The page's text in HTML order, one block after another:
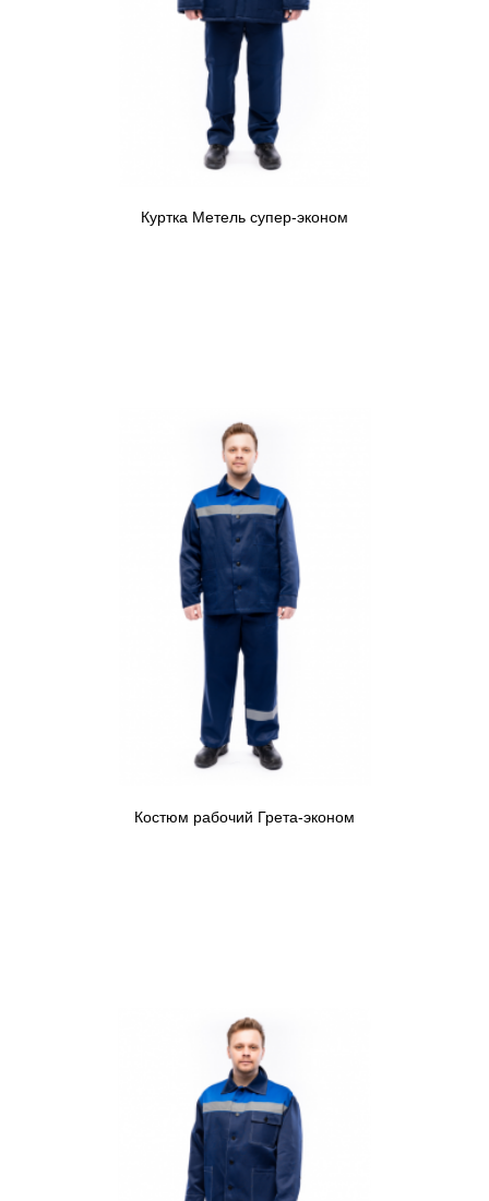
Куртка Метель супер-эконом
Костюм рабочий Грета-эконом